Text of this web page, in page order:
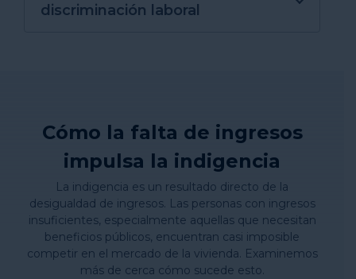
discriminación laboral
Cómo la falta de ingresos
impulsa la indigencia
La indigencia es un resultado directo de la
desigualdad de ingresos. Las personas con ingresos
insuficientes, especialmente aquellas que necesitan
beneficios públicos, encuentran casi imposible
competir en el mercado de la vivienda. Examinemos
más de cerca cómo sucede esto.